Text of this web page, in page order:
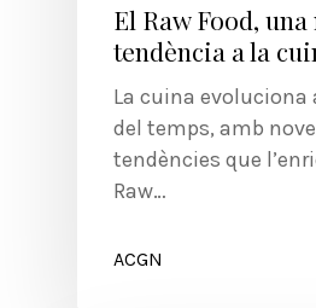
El Raw Food, una
tendència a la
La cuina evoluciona
del temps, amb
tendències que
Raw…
ACGN